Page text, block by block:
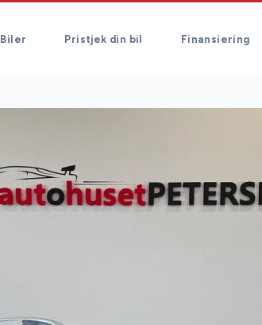
Biler Pristjek din bil Finansiering